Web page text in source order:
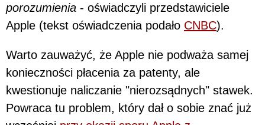
porozumienia - oświadczyli przedstawiciele
Apple (tekst oświadczenia podało CNBC).
Warto zauważyć, że Apple nie podważa samej
konieczności płacenia za patenty, ale
kwestionuje naliczanie "nierozsądnych" stawek.
Powraca tu problem, który dał o sobie znać już